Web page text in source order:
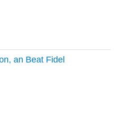
an Beat Fidel